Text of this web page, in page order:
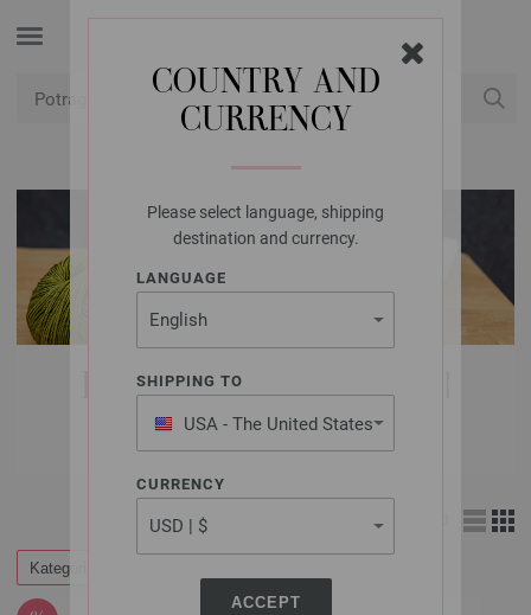
COUNTRY AND
CURRENCY
Please select language, shipping
destination and currency.
LANGUAGE
SHIPPING TO
USA - The United States
of America
CURRENCY
ACCEPT
LANA GROSSA VUNE |
LETNJIKOVAC
Kategorije